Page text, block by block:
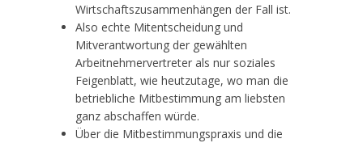
Wirtschaftszusammenhängen der Fall ist.
Also echte Mitentscheidung und
Mitverantwortung der gewählten
Arbeitnehmervertreter als nur soziales
Feigenblatt, wie heutzutage, wo man die
betriebliche Mitbestimmung am liebsten
ganz abschaffen würde.
Über die Mitbestimmungspraxis und die